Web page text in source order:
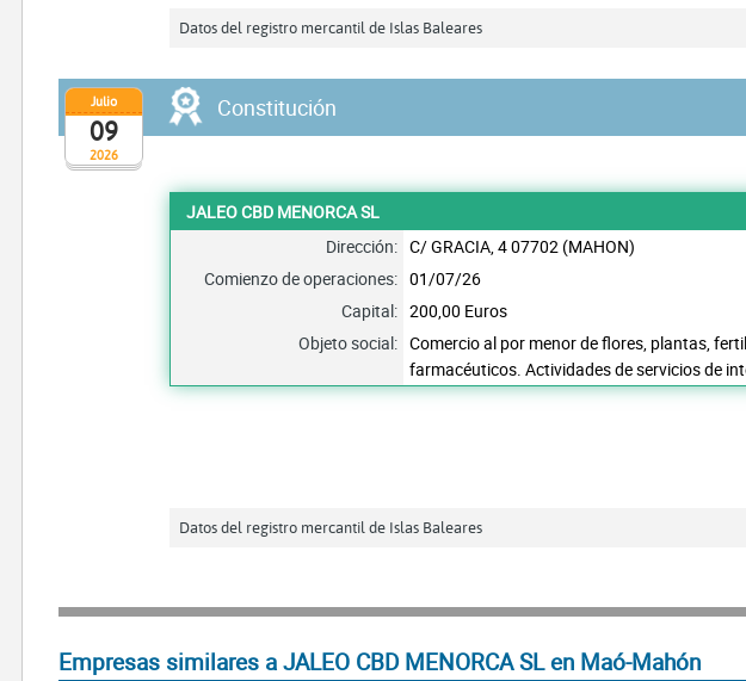
Datos del registro mercantil de Islas Baleares
2026
Julio
09
Constitución
JALEO CBD MENORCA SL
Dirección: C/ GRACIA, 4 07702 (MAHON)
Comienzo de operaciones: 01/07/26
Capital: 200,00 Euros
Objeto social: Comercio al por menor de flores, plantas,
farmacéuticos. Actividades de servicios de
Datos del registro mercantil de Islas Baleares
Empresas similares a JALEO CBD MENORCA SL en Maó-Mahón